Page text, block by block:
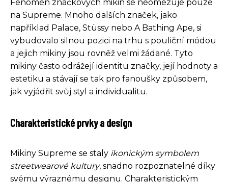
Fenomén značkových mikin se neomezuje pouze
na Supreme. Mnoho dalších značek, jako
například Palace, Stüssy nebo A Bathing Ape, si
vybudovalo silnou pozici na trhu s pouliční módou
a jejich mikiny jsou rovněž velmi žádané. Tyto
mikiny často odrážejí identitu značky, její hodnoty a
estetiku a stávají se tak pro fanoušky způsobem,
jak vyjádřit svůj styl a individualitu.
Charakteristické prvky a design
Mikiny Supreme se staly ikonickým symbolem
streetwearové kultury, snadno rozpoznatelné díky
svému výraznému designu. Charakteristickým